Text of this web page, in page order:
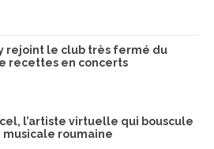
rejoint le club très fermé du
recettes en concerts
l’artiste virtuelle qui bouscule
musicale roumaine